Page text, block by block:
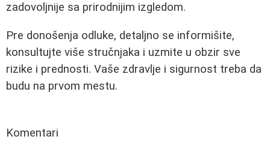
zadovoljnije sa prirodnijim izgledom.
Pre donošenja odluke, detaljno se informišite,
konsultujte više stručnjaka i uzmite u obzir sve
rizike i prednosti. Vaše zdravlje i sigurnost treba da
budu na prvom mestu.
Komentari